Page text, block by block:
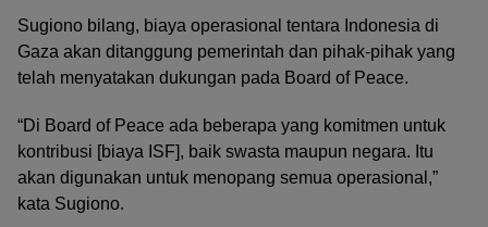
Sugiono bilang, biaya operasional tentara Indonesia di
Gaza akan ditanggung pemerintah dan pihak-pihak yang
telah menyatakan dukungan pada Board of Peace.
“Di Board of Peace ada beberapa yang komitmen untuk
kontribusi [biaya ISF], baik swasta maupun negara. Itu
akan digunakan untuk menopang semua operasional,”
kata Sugiono.